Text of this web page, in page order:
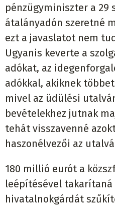
pénzügyminiszter a 29
átalányadón szeretné
ezt a javaslatot nem
Ugyanis keverte a
adókat, az
adókkal, akiknek
mivel az üdülési
bevételekhez jutnak
tehát visszavenné
haszonélvezői az
180 millió eurót a
leépítésével takarítaná
hivatalnokgárdát